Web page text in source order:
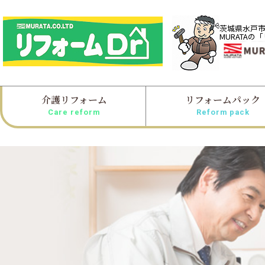
茨城県水戸
MURATAの
介護リフォーム
Care reform
リフォームパック
Reform pack